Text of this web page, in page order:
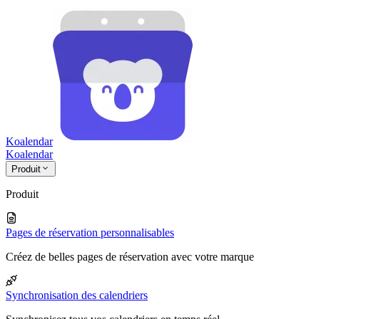
Koalendar
Koalendar
Produit
Produit
Pages de réservation personnalisables
Créez de belles pages de réservation avec votre marque
Synchronisation des calendriers